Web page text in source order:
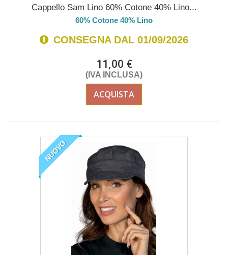
Cappello Sam Lino 60% Cotone 40% Lino...
60% Cotone 40% Lino
CONSEGNA DAL 01/09/2026
11,00 €
(IVA INCLUSA)
ACQUISTA
NUOVO